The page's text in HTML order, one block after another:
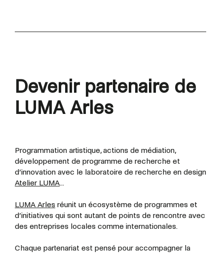
Devenir partenaire de
LUMA Arles
Programmation artistique, actions de médiation,
développement de programme de recherche et
d’innovation avec le laboratoire de recherche en design
Atelier LUMA...
LUMA Arles réunit un écosystème de programmes et
d’initiatives qui sont autant de points de rencontre avec
des entreprises locales comme internationales.
Chaque partenariat est pensé pour accompagner la